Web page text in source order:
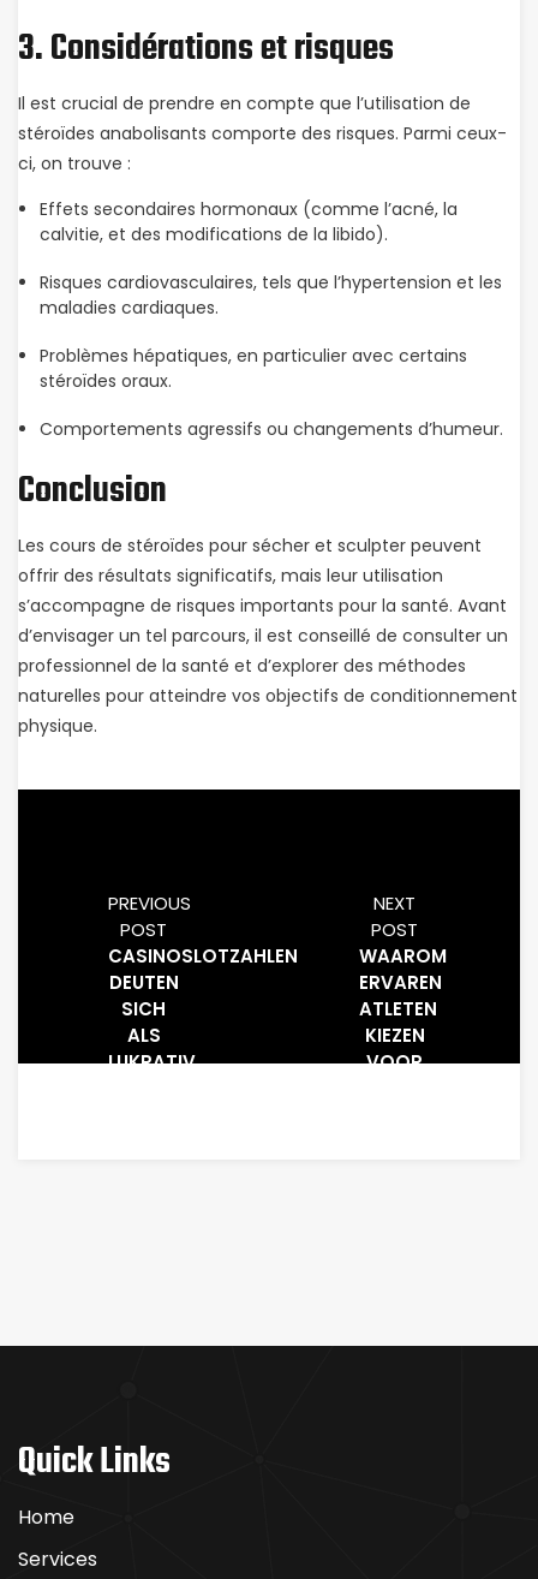
3. Considérations et risques
Il est crucial de prendre en compte que l’utilisation de
stéroïdes anabolisants comporte des risques. Parmi ceux-
ci, on trouve :
Effets secondaires hormonaux (comme l’acné, la
calvitie, et des modifications de la libido).
Risques cardiovasculaires, tels que l’hypertension et les
maladies cardiaques.
Problèmes hépatiques, en particulier avec certains
stéroïdes oraux.
Comportements agressifs ou changements d’humeur.
Conclusion
Les cours de stéroïdes pour sécher et sculpter peuvent
offrir des résultats significatifs, mais leur utilisation
s’accompagne de risques importants pour la santé. Avant
d’envisager un tel parcours, il est conseillé de consulter un
professionnel de la santé et d’explorer des méthodes
naturelles pour atteindre vos objectifs de conditionnement
physique.
PREVIOUS
POST
CASINOSLOTZAHLEN
DEUTEN
SICH
ALS
LUKRATIV
NEXT
POST
WAAROM
ERVAREN
ATLETEN
KIEZEN
VOOR
Quick Links
Home
Services